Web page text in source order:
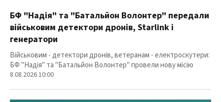
БФ "Надія" та "Батальйон Волонтер" передали
військовим детектори дронів, Starlink і
генератори
Військовим - детектори дронів, ветеранам - електроскутери:
БФ "Надія" та "Батальйон Волонтер" провели нову місію
8.08.2026 10:00